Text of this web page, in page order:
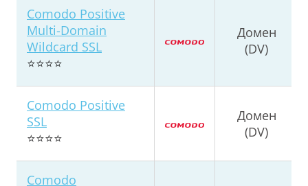
Comodo Positive
Multi-Domain
Wildcard SSL
⭐⭐⭐⭐
Домен
(DV)
Comodo Positive
SSL
⭐⭐⭐⭐
Домен
(DV)
Comodo